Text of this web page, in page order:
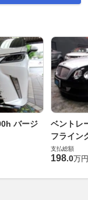
バージ
ベントレ
フライン
支払総額
198.0万円